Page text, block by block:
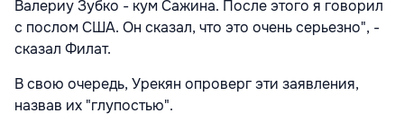
Валериу Зубко - кум Сажина. После этого я говорил
с послом США. Он сказал, что это очень серьезно", -
сказал Филат.
В свою очередь, Урекян опроверг эти заявления,
назвав их "глупостью".